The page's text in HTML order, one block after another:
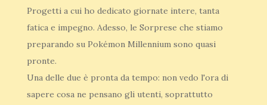
Progetti a cui ho dedicato giornate intere, tanta
fatica e impegno. Adesso, le Sorprese che stiamo
preparando su Pokémon Millennium sono quasi
pronte.
Una delle due è pronta da tempo: non vedo l'ora di
sapere cosa ne pensano gli utenti, soprattutto